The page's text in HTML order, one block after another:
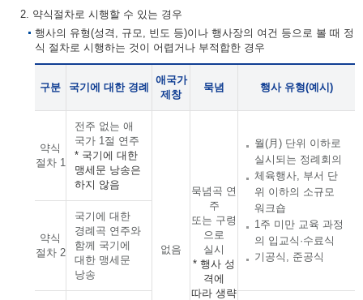
2. 약식절차로 시행할 수 있는 경우
행사의 유형(성격, 규모, 빈도 등)이나 행사장의 여건 등으로 볼 때 정
식 절차로 시행하는 것이 어렵거나 부적합한 경우
구분 국기에 대한 경례
애국가
제창
묵념 행사 유형(예시)
약식
절차 1
전주 없는 애
국가 1절 연주
* 국기에 대한
맹세문 낭송은
하지 않음
없음
묵념곡 연
주
또는 구령
으로
실시
* 행사 성
격에
따라 생략
월(月) 단위 이하로
실시되는 정례회의
체육행사, 부서 단
위 이하의 소규모
워크숍
1주 미만 교육 과정
의 입교식·수료식
기공식, 준공식
약식
절차 2
국기에 대한
경례곡 연주와
함께 국기에
대한 맹세문
낭송